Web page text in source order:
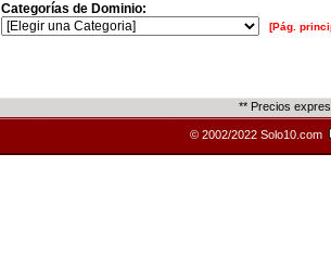
Categorías de Dominio:
[Pág.
** Precios
© 2002/2022 Solo10.com